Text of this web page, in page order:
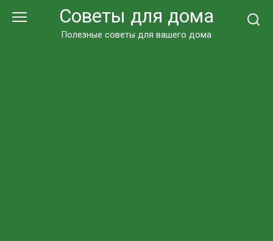
Советы для дома
Полезные советы для вашего дома